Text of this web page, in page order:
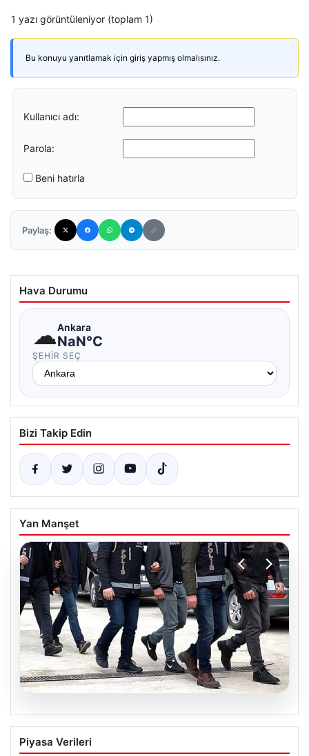
1 yazı görüntüleniyor (toplam 1)
Bu konuyu yanıtlamak için giriş yapmış olmalısınız.
Kullanıcı adı:
Parola:
Beni hatırla
Paylaş:
Hava Durumu
☁Ankara
NaN°C
ŞEHIR SEÇ
Bizi Takip Edin
Yan Manşet
07.08.2026
Holding patronuna bahis suçlaması.
Tüm malvarlığına el konuldu
Piyasa Verileri